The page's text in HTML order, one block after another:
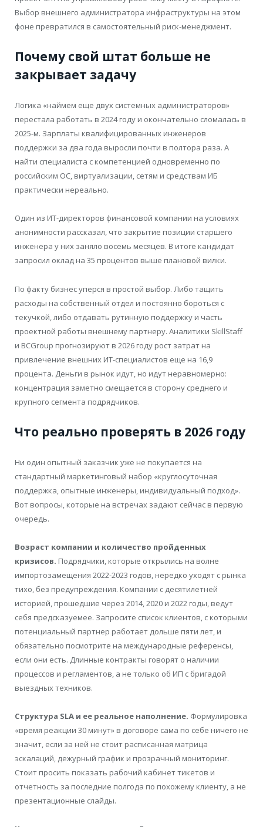
Выбор внешнего администратора инфраструктуры на этом
фоне превратился в самостоятельный риск-менеджмент.
Почему свой штат больше не
закрывает задачу
Логика «наймем еще двух системных администраторов»
перестала работать в 2024 году и окончательно сломалась в
2025-м. Зарплаты квалифицированных инженеров
поддержки за два года выросли почти в полтора раза. А
найти специалиста с компетенцией одновременно по
российским ОС, виртуализации, сетям и средствам ИБ
практически нереально.
Один из ИТ-директоров финансовой компании на условиях
анонимности рассказал, что закрытие позиции старшего
инженера у них заняло восемь месяцев. В итоге кандидат
запросил оклад на 35 процентов выше плановой вилки.
По факту бизнес уперся в простой выбор. Либо тащить
расходы на собственный отдел и постоянно бороться с
текучкой, либо отдавать рутинную поддержку и часть
проектной работы внешнему партнеру. Аналитики SkillStaff
и BCGroup прогнозируют в 2026 году рост затрат на
привлечение внешних ИТ-специалистов еще на 16,9
процента. Деньги в рынок идут, но идут неравномерно:
концентрация заметно смещается в сторону среднего и
крупного сегмента подрядчиков.
Что реально проверять в 2026 году
Ни один опытный заказчик уже не покупается на
стандартный маркетинговый набор «круглосуточная
поддержка, опытные инженеры, индивидуальный подход».
Вот вопросы, которые на встречах задают сейчас в первую
очередь.
Возраст компании и количество пройденных
кризисов. Подрядчики, которые открылись на волне
импортозамещения 2022-2023 годов, нередко уходят с рынка
тихо, без предупреждения. Компании с десятилетней
историей, прошедшие через 2014, 2020 и 2022 годы, ведут
себя предсказуемее. Запросите список клиентов, с которыми
потенциальный партнер работает дольше пяти лет, и
обязательно посмотрите на международные референсы,
если они есть. Длинные контракты говорят о наличии
процессов и регламентов, а не только об ИП с бригадой
выездных техников.
Структура SLA и ее реальное наполнение. Формулировка
«время реакции 30 минут» в договоре сама по себе ничего не
значит, если за ней не стоит расписанная матрица
эскалаций, дежурный график и прозрачный мониторинг.
Стоит просить показать рабочий кабинет тикетов и
отчетность за последние полгода по похожему клиенту, а не
презентационные слайды.